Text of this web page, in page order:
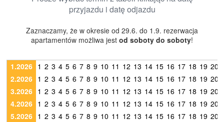
przyjazdu i datę odjazdu
Zaznaczamy, że w okresie od 29.6. do 1.9. rezerwacja
apartamentów możliwa jest od soboty do soboty!
1.2026 1 2 3 4 5 6 7 8 9 10 11 12 13 14 15 16 17 18 19 20
2.2026 1 2 3 4 5 6 7 8 9 10 11 12 13 14 15 16 17 18 19 20
3.2026 1 2 3 4 5 6 7 8 9 10 11 12 13 14 15 16 17 18 19 20
4.2026 1 2 3 4 5 6 7 8 9 10 11 12 13 14 15 16 17 18 19 20
5.2026 1 2 3 4 5 6 7 8 9 10 11 12 13 14 15 16 17 18 19 20